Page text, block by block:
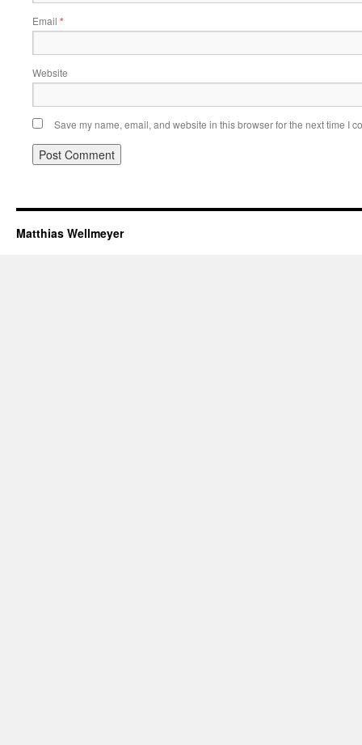
Email *
Website
Save my name, email, and website in this browser for the next time I
Matthias Wellmeyer